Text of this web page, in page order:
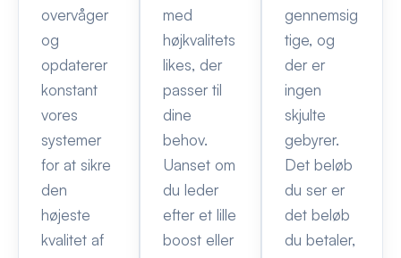
overvåger
og
opdaterer
konstant
vores
systemer
for at sikre
den
højeste
kvalitet af
med
højkvalitets
likes, der
passer til
dine
behov.
Uanset om
du leder
efter et lille
boost eller
gennemsig
tige, og
der er
ingen
skjulte
gebyrer.
Det beløb
du ser er
det beløb
du betaler,